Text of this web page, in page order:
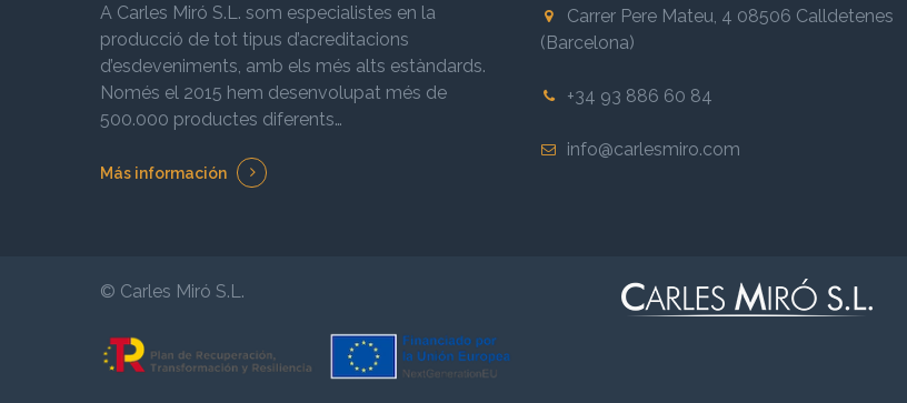
A Carles Miró S.L. som especialistes en la
producció de tot tipus d’acreditacions
d’esdeveniments, amb els més alts estàndards.
Només el 2015 hem desenvolupat més de
500.000 productes diferents…
Más información
Carrer Pere Mateu, 4 08506 Calldetenes
(Barcelona)
+34 93 886 60 84
info@carlesmiro.com
© Carles Miró S.L.